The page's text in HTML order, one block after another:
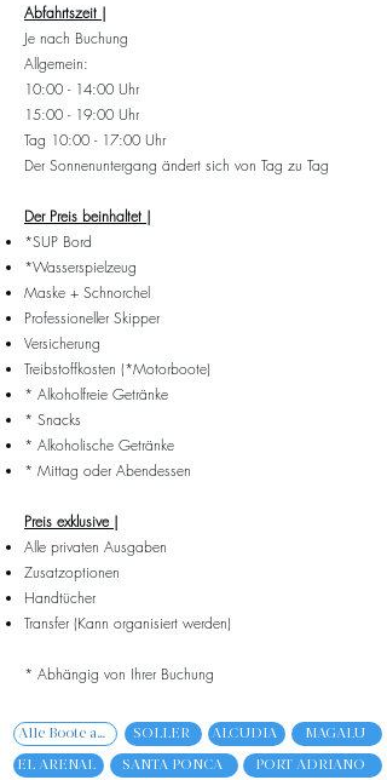
Abfahrtszeit |
Je nach Buchung
Allgemein:
10:00 - 14:00 Uhr
15:00 - 19:00 Uhr
Tag 10:00 - 17:00 Uhr
Der Sonnenuntergang ändert sich von Tag zu Tag
Der Preis beinhaltet |
*SUP Bord
*Wasserspielzeug
Maske + Schnorchel
Professioneller Skipper
Versicherung
Treibstoffkosten (*Motorboote)
* Alkoholfreie Getränke
* Snacks
* Alkoholische Getränke
* Mittag oder Abendessen
Preis exklusive |
Alle privaten Ausgaben
Zusatzoptionen
Handtücher
Transfer (Kann organisiert werden)
* Abhängig von Ihrer Buchung
Alle Boote anzeigen SOLLER ALCUDIA MAGALU
EL ARENAL SANTA PONCA PORT ADRIANO